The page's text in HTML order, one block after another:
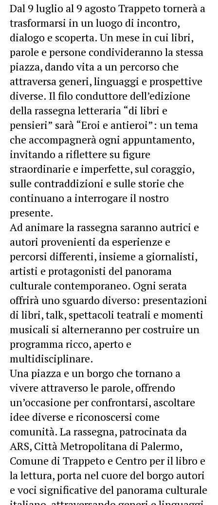
Dal 9 luglio al 9 agosto Trappeto tornerà a
trasformarsi in un luogo di incontro,
dialogo e scoperta. Un mese in cui libri,
parole e persone condivideranno la stessa
piazza, dando vita a un percorso che
attraversa generi, linguaggi e prospettive
diverse. Il filo conduttore dell’edizione
della rassegna letteraria “di libri e
pensieri” sarà “Eroi e antieroi”: un tema
che accompagnerà ogni appuntamento,
invitando a riflettere su figure
straordinarie e imperfette, sul coraggio,
sulle contraddizioni e sulle storie che
continuano a interrogare il nostro
presente.
Ad animare la rassegna saranno autrici e
autori provenienti da esperienze e
percorsi differenti, insieme a giornalisti,
artisti e protagonisti del panorama
culturale contemporaneo. Ogni serata
offrirà uno sguardo diverso: presentazioni
di libri, talk, spettacoli teatrali e momenti
musicali si alterneranno per costruire un
programma ricco, aperto e
multidisciplinare.
Una piazza e un borgo che tornano a
vivere attraverso le parole, offrendo
un’occasione per confrontarsi, ascoltare
idee diverse e riconoscersi come
comunità. La rassegna, patrocinata da
ARS, Città Metropolitana di Palermo,
Comune di Trappeto e Centro per il libro e
la lettura, porta nel cuore del borgo autori
e voci significative del panorama culturale